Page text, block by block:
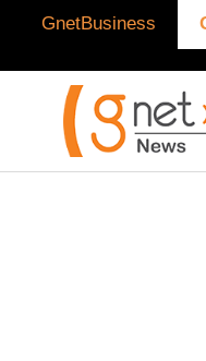
GnetBusiness